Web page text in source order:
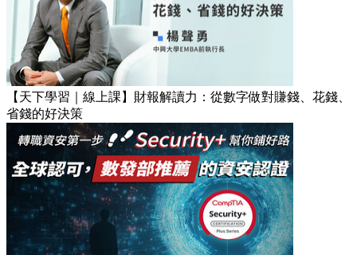
【天下學習｜線上課】財報解讀力：從數字做對賺錢、花錢、
省錢的好決策